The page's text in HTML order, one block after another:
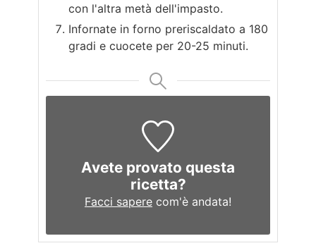
con l'altra metà dell'impasto.
Infornate in forno preriscaldato a 180
gradi e cuocete per 20-25 minuti.
Avete provato questa
ricetta?
Facci sapere com'è andata!